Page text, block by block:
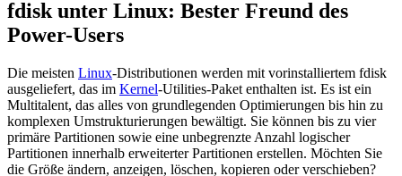
fdisk unter Linux: Bester Freund des
Power-Users
Die meisten Linux-Distributionen werden mit vorinstalliertem fdisk
ausgeliefert, das im Kernel-Utilities-Paket enthalten ist. Es ist ein
Multitalent, das alles von grundlegenden Optimierungen bis hin zu
komplexen Umstrukturierungen bewältigt. Sie können bis zu vier
primäre Partitionen sowie eine unbegrenzte Anzahl logischer
Partitionen innerhalb erweiterter Partitionen erstellen. Möchten Sie
die Größe ändern, anzeigen, löschen, kopieren oder verschieben?